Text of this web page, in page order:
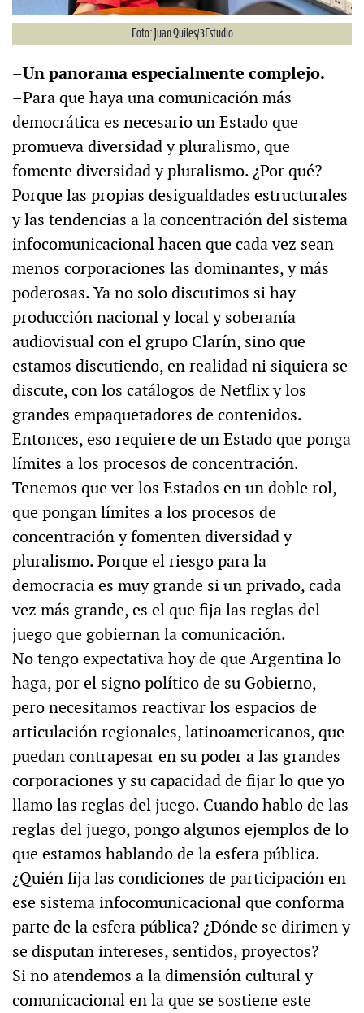
Foto: Juan Quiles/3Estudio
–Un panorama especialmente complejo.
–Para que haya una comunicación más
democrática es necesario un Estado que
promueva diversidad y pluralismo, que
fomente diversidad y pluralismo. ¿Por qué?
Porque las propias desigualdades estructurales
y las tendencias a la concentración del sistema
infocomunicacional hacen que cada vez sean
menos corporaciones las dominantes, y más
poderosas. Ya no solo discutimos si hay
producción nacional y local y soberanía
audiovisual con el grupo Clarín, sino que
estamos discutiendo, en realidad ni siquiera se
discute, con los catálogos de Netflix y los
grandes empaquetadores de contenidos.
Entonces, eso requiere de un Estado que ponga
límites a los procesos de concentración.
Tenemos que ver los Estados en un doble rol,
que pongan límites a los procesos de
concentración y fomenten diversidad y
pluralismo. Porque el riesgo para la
democracia es muy grande si un privado, cada
vez más grande, es el que fija las reglas del
juego que gobiernan la comunicación.
No tengo expectativa hoy de que Argentina lo
haga, por el signo político de su Gobierno,
pero necesitamos reactivar los espacios de
articulación regionales, latinoamericanos, que
puedan contrapesar en su poder a las grandes
corporaciones y su capacidad de fijar lo que yo
llamo las reglas del juego. Cuando hablo de las
reglas del juego, pongo algunos ejemplos de lo
que estamos hablando de la esfera pública.
¿Quién fija las condiciones de participación en
ese sistema infocomunicacional que conforma
parte de la esfera pública? ¿Dónde se dirimen y
se disputan intereses, sentidos, proyectos?
Si no atendemos a la dimensión cultural y
comunicacional en la que se sostiene este